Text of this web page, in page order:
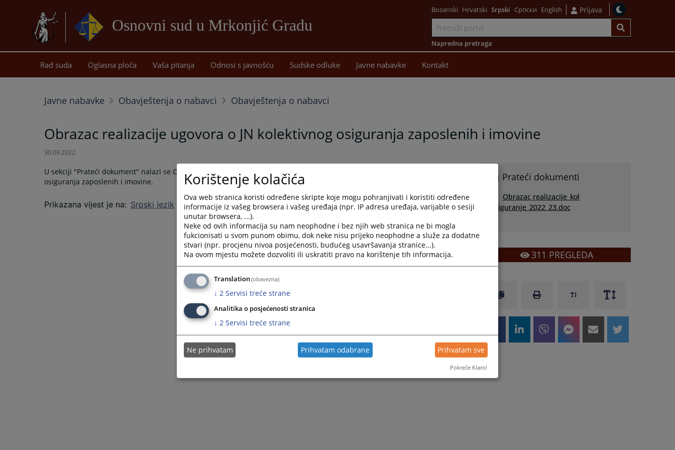
Osnovni sud u Mrkonjić Gradu
sadržaj
Bosanski Hrvatski Srpski Српски English Prijava
Napredna pretraga
Rad suda Oglasna ploča Vaša pitanja Odnosi s javnošću Sudske odluke Javne nabavke Kontakt
Javne nabavke Obavještenja o nabavci Obavještenja o nabavci
Obrazac realizacije ugovora o JN kolektivnog osiguranja zaposlenih i imovine
30.09.2022.
U sekciji "Prateći dokument" nalazi se Obrazac o realizaciji ugovora o provednom postupku javne nabavke kolektivnog
osiguranja zaposlenih i imovine.
Prikazana vijest je na: Srpski jezik
Prateći dokumenti
Obrazac realizacije_kol
osiguranje_2022_23.doc
311 PREGLEDA
Korištenje kolačića
Ova web stranica koristi određene skripte koje mogu pohranjivati i koristiti određene
informacije iz vašeg browsera i vašeg uređaja (npr. IP adresa uređaja, varijable o sesiji
unutar browsera, ...).
Neke od ovih informacija su nam neophodne i bez njih web stranica ne bi mogla
fukcionisati u svom punom obimu, dok neke nisu prijeko neophodne a služe za dodatne
stvari (npr. procjenu nivoa posjećenosti, budućeg usavršavanja stranice...).
Na ovom mjestu možete dozvoliti ili uskratiti pravo na korištenje tih informacija.
Translation(obavezna)
↓ 2 Servisi treće strane
Analitika o posjećenosti stranica
↓ 2 Servisi treće strane
Ne prihvatam Prihvatam odabrane Prihvatam sve
Pokreće Klaro!